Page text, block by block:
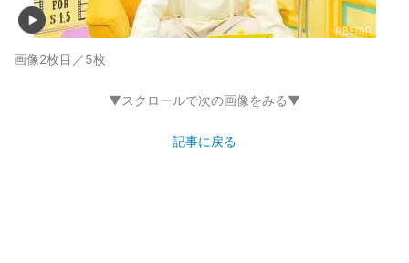
画像2枚目／5枚
▼スクロールで次の画像をみる▼
記事に戻る